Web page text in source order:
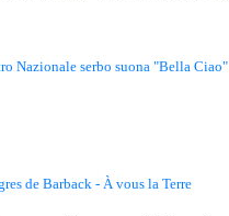
Nazionale serbo suona "Bella Ciao"
de Barback - À vous la Terre